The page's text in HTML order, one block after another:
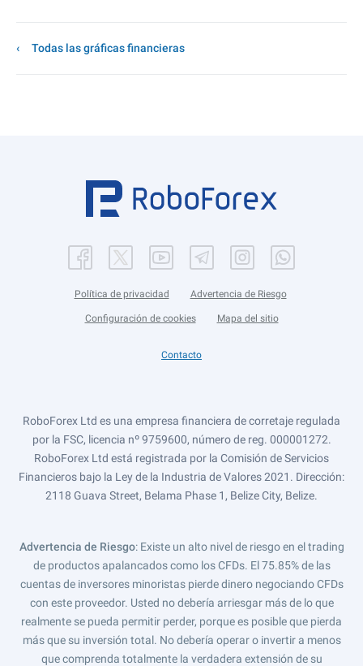
Todas las gráficas financieras
Política de privacidad Advertencia de Riesgo
Configuración de cookies Mapa del sitio
Contacto
RoboForex Ltd es una empresa financiera de corretaje regulada
por la FSC, licencia nº 9759600, número de reg. 000001272.
RoboForex Ltd está registrada por la Comisión de Servicios
Financieros bajo la Ley de la Industria de Valores 2021. Dirección:
2118 Guava Street, Belama Phase 1, Belize City, Belize.
Advertencia de Riesgo: Existe un alto nivel de riesgo en el trading
de productos apalancados como los CFDs. El 75.85% de las
cuentas de inversores minoristas pierde dinero negociando CFDs
con este proveedor. Usted no debería arriesgar más de lo que
realmente se pueda permitir perder, porque es posible que pierda
más que su inversión total. No debería operar o invertir a menos
que comprenda totalmente la verdadera extensión de su